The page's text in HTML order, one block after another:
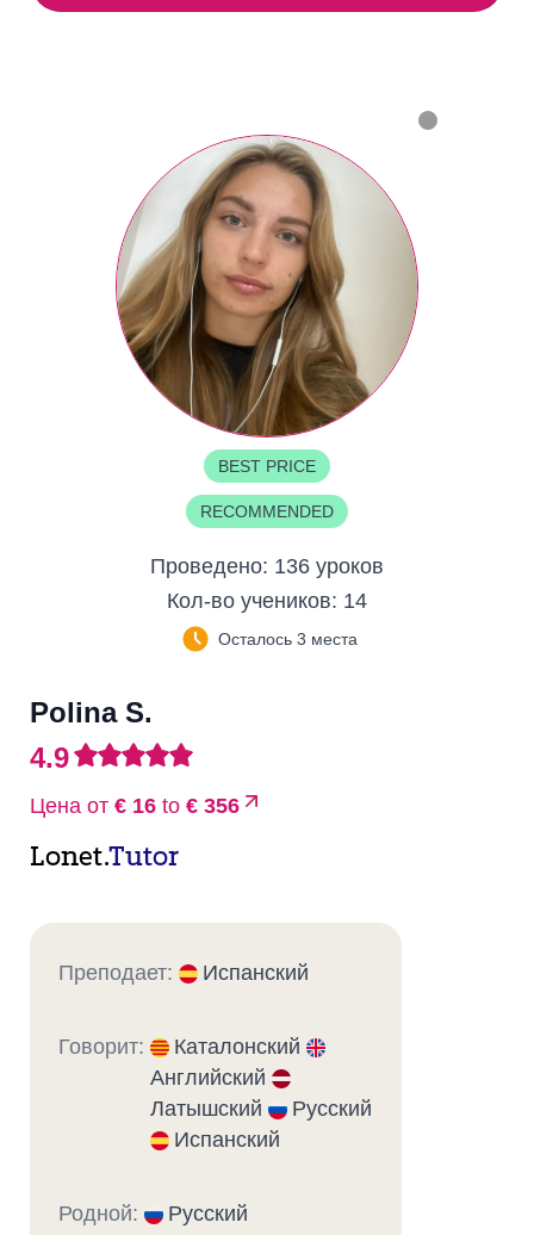
BEST PRICE
RECOMMENDED
Проведено: 136 уроков
Кол-во учеников: 14
Осталось 3 места
Polina S.
4.9
Цена от € 16 to € 356
Lonet.Tutor
Преподает: Испанский
Говорит:
Каталонский
Английский
Латышский
Русский
Испанский
Родной: Русский